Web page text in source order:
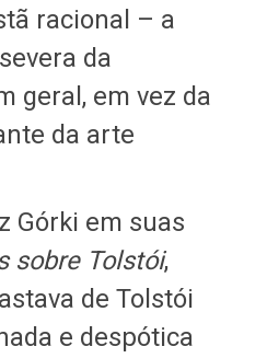
racional – a
da
geral, em vez da
da arte
Górki em suas
sobre Tolstói,
de Tolstói
e despótica